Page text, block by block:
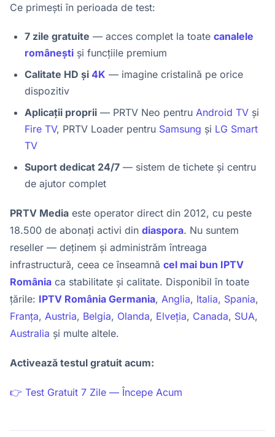
Ce primești în perioada de test:
7 zile gratuite — acces complet la toate canalele
românești și funcțiile premium
Calitate HD și 4K — imagine cristalină pe orice
dispozitiv
Aplicații proprii — PRTV Neo pentru Android TV și
Fire TV, PRTV Loader pentru Samsung și LG Smart
TV
Suport dedicat 24/7 — sistem de tichete și centru
de ajutor complet
PRTV Media este operator direct din 2012, cu peste
18.500 de abonați activi din diaspora. Nu suntem
reseller — deținem și administrăm întreaga
infrastructură, ceea ce înseamnă cel mai bun IPTV
România ca stabilitate și calitate. Disponibil în toate
țările: IPTV România Germania, Anglia, Italia, Spania,
Franța, Austria, Belgia, Olanda, Elveția, Canada, SUA,
Australia și multe altele.
Activează testul gratuit acum:
👉 Test Gratuit 7 Zile — Începe Acum